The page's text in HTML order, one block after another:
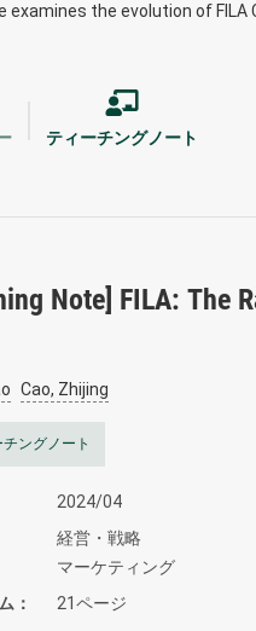
examines the evolution of FILA
ティーチングノート
Note] FILA: The
Cao, Zhijing
チングノート
2024/04
経営・戦略
マーケティング
21ページ